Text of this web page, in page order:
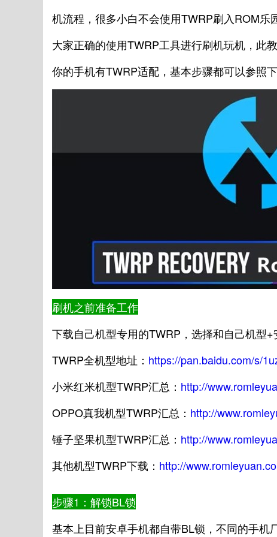
机流程，很多小白不会使用TWRP刷入ROM乐
大家正确的使用TWRP工具进行刷机玩机，此
你的手机有TWRP适配，基本步骤都可以参照
刷机之前准备工作
下载自己机型专用的TWRP，选择和自己机型
TWRP全机型地址： https://pan.baidu.com/s/
小米红米机型TWRP汇总： http://
OPPO真我机型TWRP汇总： http://
锤子坚果机型TWRP汇总： http://
其他机型TWRP下载： http://
步骤1：解锁BL锁
基本上目前安卓手机都自带BL锁，不同的手